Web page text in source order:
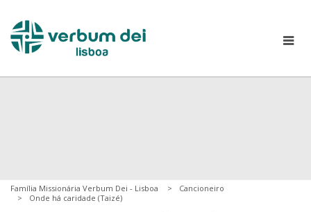
Família Missionária Verbum Dei - Lisboa
Cancioneiro
Onde há caridade (Taizé)